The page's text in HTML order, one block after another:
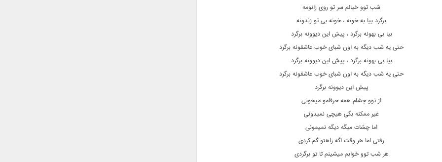
شب توو خیالم سر تو روی زانومه
برگرد بیا به خونه ، خونه بی تو زندونه
بیا بی بهونه برگرد ، پیشِ این دیوونه برگرد
حتی یه شب دیگه به اون شبای خوب عاشقونه برگرد
بیا بی بهونه برگرد ، پیشِ این دیوونه برگرد
حتی یه شب دیگه به اون شبای خوب عاشقونه برگرد
پیشِ این دیوونه برگرد
از توو چشام همه حرفامو میخونی
غیر ممکنه بگی هیچی نمیدونی
اما چشات میگه دیگه نمیمونی
رفتی اما هر وقت اگه راهتو گم کردی
هر شب توو خوابم میشینم تا تو برگردی